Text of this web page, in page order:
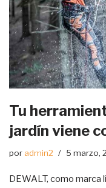
Tu
jardín viene
por admin2 5 marzo,
DEWALT, como marca